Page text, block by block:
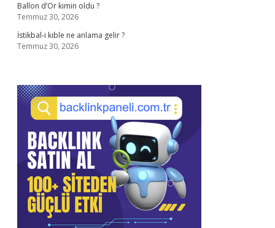
Ballon d’Or kimin oldu ?
Temmuz 30, 2026
İstikbal-i kıble ne anlama gelir ?
Temmuz 30, 2026